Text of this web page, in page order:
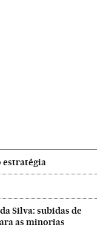
estratégia
Silva: subidas de
as minorias